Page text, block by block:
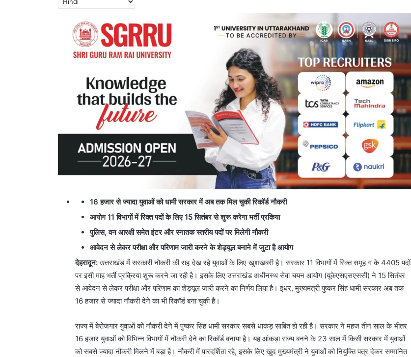
16 हजार से ज्यादा युवाओं को धामी सरकार में अब तक मिल चुकी रिकॉर्ड नौकरी
आयोग11 विभागों में रिक्त पदों के लिए 15 सितंबर से शुरू करेगा भर्ती प्रकिया
पुलिस, वन आरक्षी समेत इंटर और स्नातक स्तरीय पदों पर मिलेगी नौकरी
आवेदन से लेकर परीक्षा और परिणाम जारी करने के शेड्यूल बनाने में जुटा है आयोग
देहरादून:उत्तराखंड में सरकारी नौकरी की राह देख रहे युवाओं के लिए खुशखबरी है। सरकार 11 विभागों में रिक्त समूह ग के 4405 पदों
पर इसी माह भर्ती प्रक्रिया शुरू करने जा रही है। इसके लिए उत्तराखंड अधीनस्थ सेवा चयन आयोग (यूकेएसएसएससी) ने 15 सितंबर
से आवेदन से लेकर परीक्षा और परिणाम का शेड्यूल जारी करने का निर्णय लिया है। इधर, मुख्यमंत्री पुष्कर सिंह धामी सरकार अब तक
16 हजार से ज्यादा नौकरी देने का भी रिकॉर्ड बना चुकी है।
राज्य में बेरोजगार युवाओं को नौकरी देने में पुष्कर सिंह धामी सरकार सबसे धाकड़ साबित हो रही है। सरकार ने महज तीन साल के भीतर
16 हजार युवाओं को विभिन्न विभागों में नौकरी देने का रिकॉर्ड बनाया है। यह आंकड़ा राज्य बनने के 23 साल में किसी सरकार में युवाओं
को सबसे ज्यादा नौकरी मिलने में बड़ा है। नौकरी में पारदर्शिता रहे, इसके लिए खुद मुख्यमंत्री ने युवाओं को नियुक्ति पत्र देकर सम्मानित